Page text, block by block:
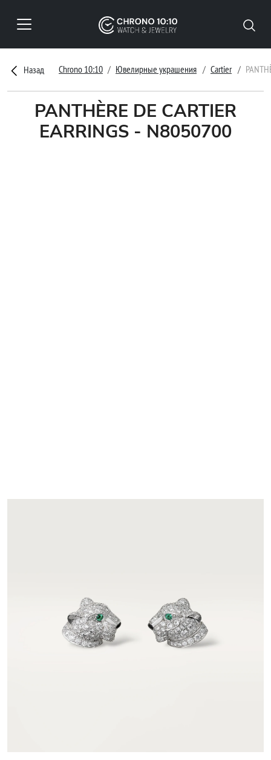
Назад Chrono 10:10 Ювелирные украшения Cartier
PANTHÈRE DE CARTIER
EARRINGS - N8050700